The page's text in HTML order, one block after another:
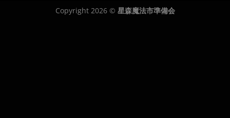
Copyright 2026 © 星森魔法市準備会